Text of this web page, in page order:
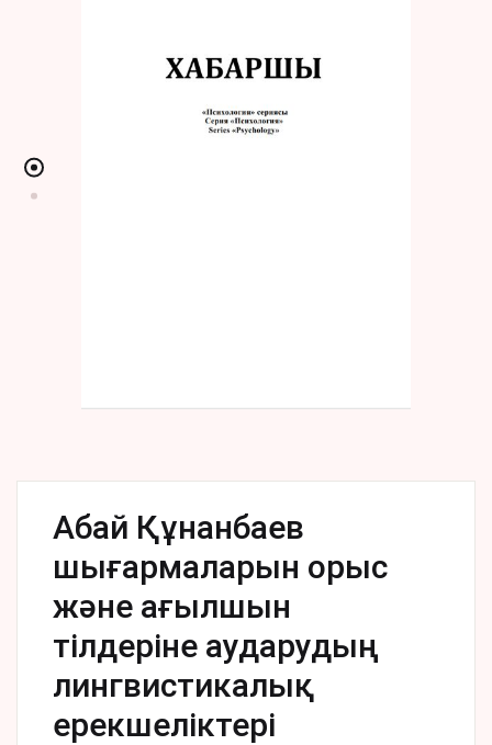
Абай Құнанбаев
шығармаларын орыс
және ағылшын
тілдеріне аударудың
лингвистикалық
ерекшеліктері